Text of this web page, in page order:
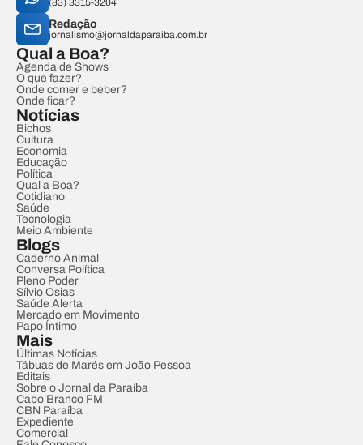
(83) 3315-3204
Redação
jornalismo@jornaldaparaiba.com.br
Qual a Boa?
Agenda de Shows
O que fazer?
Onde comer e beber?
Onde ficar?
Notícias
Bichos
Cultura
Economia
Educação
Política
Qual a Boa?
Cotidiano
Saúde
Tecnologia
Meio Ambiente
Blogs
Caderno Animal
Conversa Política
Pleno Poder
Sílvio Osias
Saúde Alerta
Mercado em Movimento
Papo Íntimo
Mais
Últimas Notícias
Tábuas de Marés em João Pessoa
Editais
Sobre o Jornal da Paraíba
Cabo Branco FM
CBN Paraíba
Expediente
Comercial